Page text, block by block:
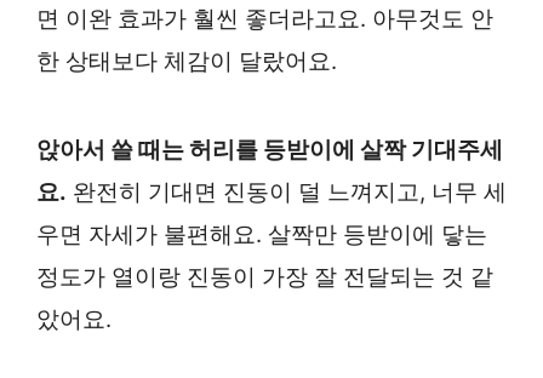
면 이완 효과가 훨씬 좋더라고요. 아무것도 안
한 상태보다 체감이 달랐어요.
앉아서 쓸 때는 허리를 등받이에 살짝 기대주세
요. 완전히 기대면 진동이 덜 느껴지고, 너무 세
우면 자세가 불편해요. 살짝만 등받이에 닿는
정도가 열이랑 진동이 가장 잘 전달되는 것 같
았어요.